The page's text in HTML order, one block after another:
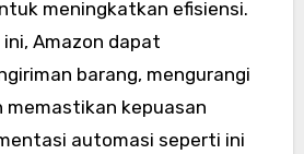
meningkatkan efisiensi.
Amazon dapat
barang, mengurangi
memastikan kepuasan
automasi seperti ini